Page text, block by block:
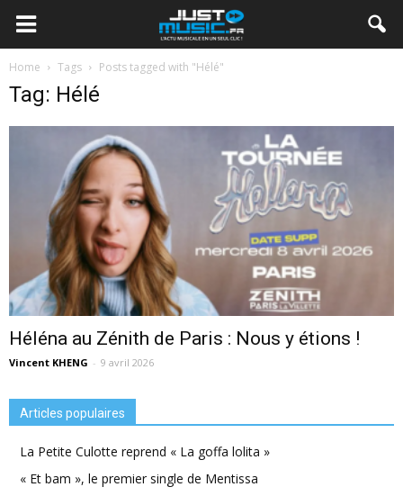
Home Tags Posts tagged with "Hélé"
Tag: Hélé
Héléna au Zénith de Paris : Nous y étions !
Vincent KHENG - 9 avril 2026
Articles populaires
La Petite Culotte reprend « La goffa lolita »
« Et bam », le premier single de Mentissa